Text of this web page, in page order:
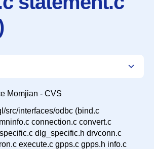
Momjian - CVS
src/interfaces/odbc (bind.c
connection.c convert.c
dlg_specific.h drvconn.c
execute.c gpps.c gpps.h info.c